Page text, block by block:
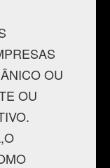
OU
OU